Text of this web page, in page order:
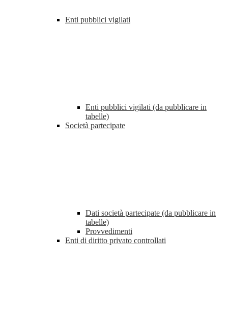
Enti pubblici vigilati
Enti pubblici vigilati (da pubblicare in
tabelle)
Società partecipate
Dati società partecipate (da pubblicare in
tabelle)
Provvedimenti
Enti di diritto privato controllati